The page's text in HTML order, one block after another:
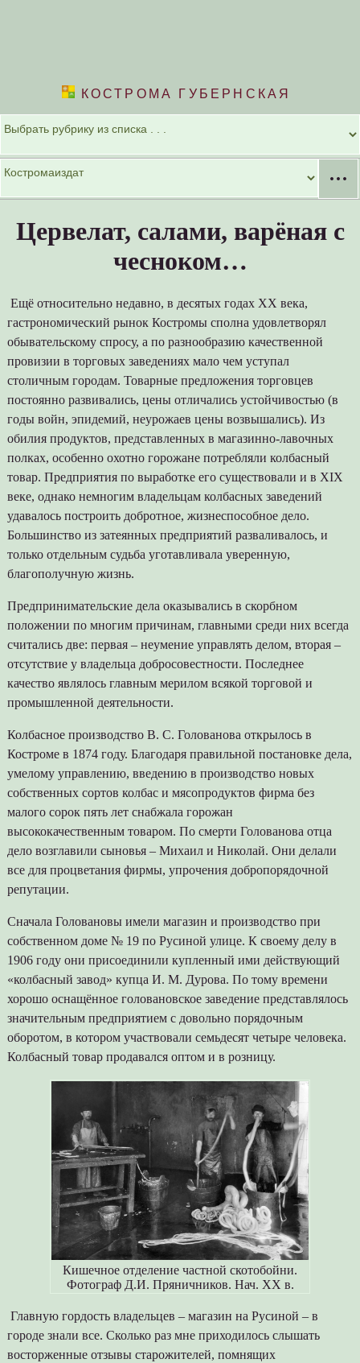
КОСТРОМА ГУБЕРНСКАЯ
···
Цервелат, салами, варёная с
чесноком…
Ещё относительно недавно, в десятых годах ХХ века,
гастрономический рынок Костромы сполна удовлетворял
обывательскому спросу, а по разнообразию качественной
провизии в торговых заведениях мало чем уступал
столичным городам. Товарные предложения торговцев
постоянно развивались, цены отличались устойчивостью (в
годы войн, эпидемий, неурожаев цены возвышались). Из
обилия продуктов, представленных в магазинно-лавочных
полках, особенно охотно горожане потребляли колбасный
товар. Предприятия по выработке его существовали и в XIX
веке, однако немногим владельцам колбасных заведений
удавалось построить добротное, жизнеспособное дело.
Большинство из затеянных предприятий разваливалось, и
только отдельным судьба уготавливала уверенную,
благополучную жизнь.
Предпринимательские дела оказывались в скорбном
положении по многим причинам, главными среди них всегда
считались две: первая – неумение управлять делом, вторая –
отсутствие у владельца добросовестности. Последнее
качество являлось главным мерилом всякой торговой и
промышленной деятельности.
Колбасное производство В. С. Голованова открылось в
Костроме в 1874 году. Благодаря правильной постановке дела,
умелому управлению, введению в производство новых
собственных сортов колбас и мясопродуктов фирма без
малого сорок пять лет снабжала горожан
высококачественным товаром. По смерти Голованова отца
дело возглавили сыновья – Михаил и Николай. Они делали
все для процветания фирмы, упрочения добропорядочной
репутации.
Сначала Головановы имели магазин и производство при
собственном доме № 19 по Русиной улице. К своему делу в
1906 году они присоединили купленный ими действующий
«колбасный завод» купца И. М. Дурова. По тому времени
хорошо оснащённое головановское заведение представлялось
значительным предприятием с довольно порядочным
оборотом, в котором участвовали семьдесят четыре человека.
Колбасный товар продавался оптом и в розницу.
Кишечное отделение частной скотобойни.
Фотограф Д.И. Пряничников. Нач. ХХ в.
Главную гордость владельцев – магазин на Русиной – в
городе знали все. Сколько раз мне приходилось слышать
восторженные отзывы старожителей, помнящих